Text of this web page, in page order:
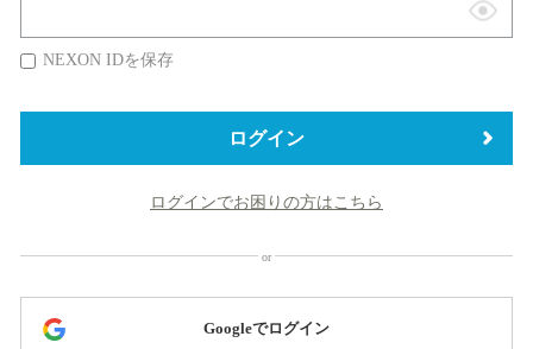
表
替
NEXON IDを保存
ログイン
ログインでお困りの方はこちら
Googleでログイン